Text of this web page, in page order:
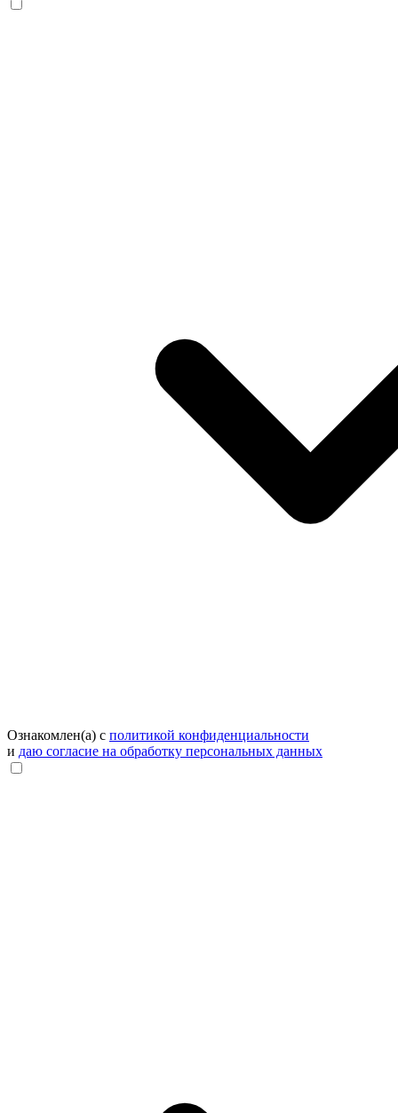
Ознакомлен(а) с политикой конфиденциальности
и даю согласие на обработку персональных данных